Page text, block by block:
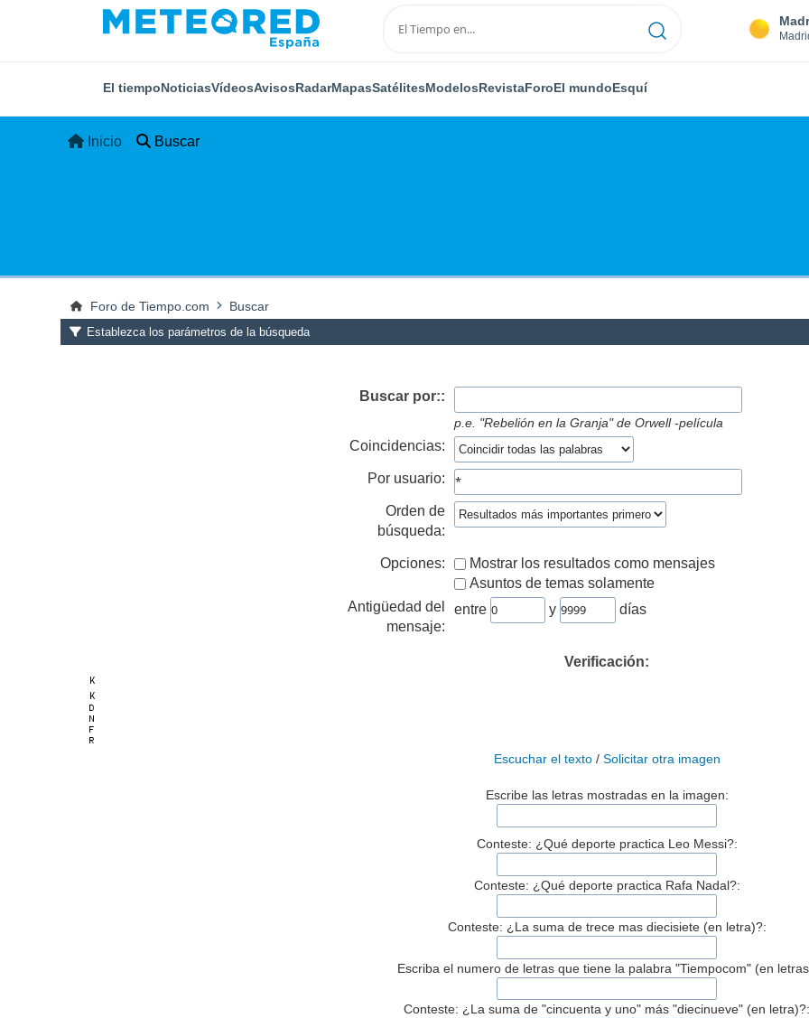
El tiempoNoticiasVídeosAvisosRadarMapasSatélitesModelosRevistaForoEl mundoEsquí
Inicio Buscar
Foro de Tiempo.com Buscar
Establezca los parámetros de la búsqueda
Buscar por::
p.e. "Rebelión en la Granja" de Orwell -película
Coincidencias:
Por usuario:
Orden de
búsqueda:
Opciones:
Mostrar los resultados como mensajes
Asuntos de temas solamente
Antigüedad del
mensaje:
entre y días
Verificación:
Escuchar el texto/ Solicitar otra imagen
Escribe las letras mostradas en la imagen:
Conteste: ¿Qué deporte practica Leo Messi?:
Conteste: ¿Qué deporte practica Rafa Nadal?:
Conteste: ¿La suma de trece mas diecisiete (en letra)?:
Escriba el numero de letras que tiene la palabra "Tiempocom" (en
Conteste: ¿La suma de "cincuenta y uno" más "diecinueve" (en letra)?: